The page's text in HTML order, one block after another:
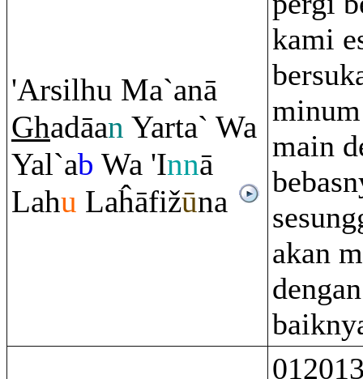
'Arsilhu Ma`anā
Ghadāan Yarta` Wa
Yal`ab Wa 'Innā
Lahu Laĥāfižūna
kami
main
akan